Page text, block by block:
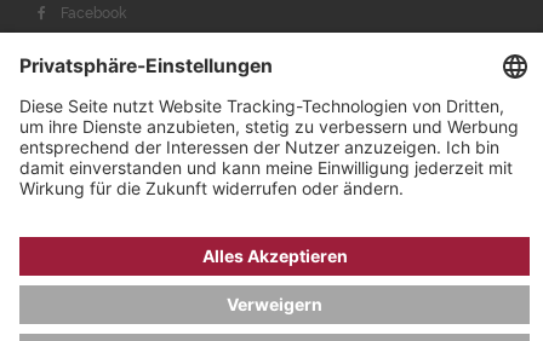
Facebook
Youtube
IMPRESSUM
AGB & WIDERRUF
COOKIE-EINSTELLUNGEN